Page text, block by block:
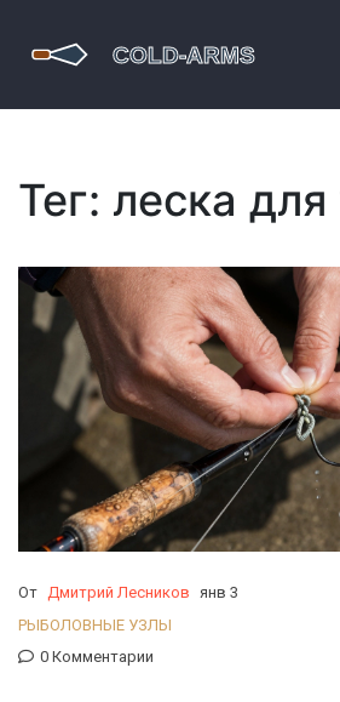
Тег: леска
От Дмитрий Лесников янв 3
РЫБОЛОВНЫЕ УЗЛЫ
0 Комментарии